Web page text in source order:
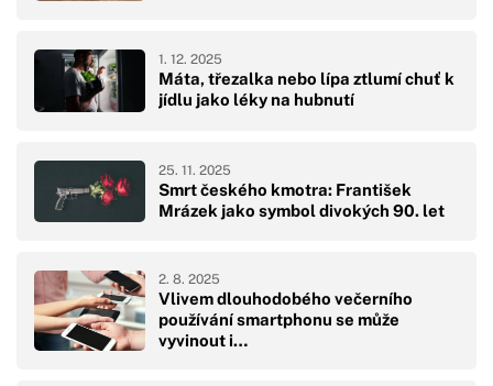
Máta, třezalka nebo lípa ztlumí chuť k
jídlu jako léky na hubnutí
1. 12. 2025
Smrt českého kmotra: František
Mrázek jako symbol divokých 90. let
25. 11. 2025
Vlivem dlouhodobého večerního
používání smartphonu se může
vyvinout i…
2. 8. 2025